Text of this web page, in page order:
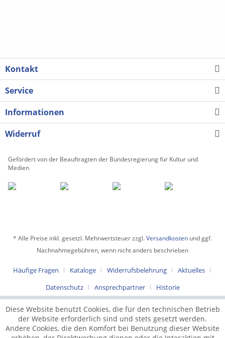
Kontakt
Service
Informationen
Widerruf
Gefördert von der Beauftragten der Bundesregierung für Kultur und
Medien
* Alle Preise inkl. gesetzl. Mehrwertsteuer zzgl.Versandkosten und ggf.
Nachnahmegebühren, wenn nicht anders beschrieben
Häufige Fragen Kataloge Widerrufsbelehrung
Aktuelles
Datenschutz
Ansprechpartner Historie
Diese Website benutzt Cookies, die für den technischen Betrieb
der Website erforderlich sind und stets gesetzt werden.
Andere Cookies, die den Komfort bei Benutzung dieser Website